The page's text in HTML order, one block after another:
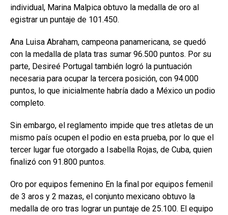
individual, Marina Malpica obtuvo la medalla de oro al
egistrar un puntaje de 101.450.
Ana Luisa Abraham, campeona panamericana, se quedó
con la medalla de plata tras sumar 96.500 puntos. Por su
parte, Desireé Portugal también logró la puntuación
necesaria para ocupar la tercera posición, con 94.000
puntos, lo que inicialmente habría dado a México un podio
completo.
Sin embargo, el reglamento impide que tres atletas de un
mismo país ocupen el podio en esta prueba, por lo que el
tercer lugar fue otorgado a Isabella Rojas, de Cuba, quien
finalizó con 91.800 puntos.
Oro por equipos femenino En la final por equipos femenil
de 3 aros y 2 mazas, el conjunto mexicano obtuvo la
medalla de oro tras lograr un puntaje de 25.100. El equipo